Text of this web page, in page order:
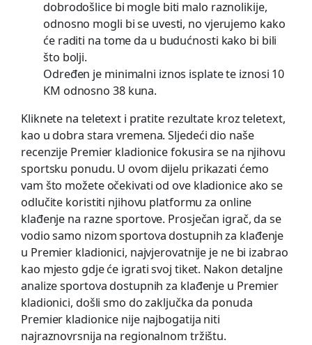
dobrodošlice bi mogle biti malo raznolikije,
odnosno mogli bi se uvesti, no vjerujemo kako
će raditi na tome da u budućnosti kako bi bili
što bolji.
Određen je minimalni iznos isplate te iznosi 10
KM odnosno 38 kuna.
Kliknete na teletext i pratite rezultate kroz teletext,
kao u dobra stara vremena. Sljedeći dio naše
recenzije Premier kladionice fokusira se na njihovu
sportsku ponudu. U ovom dijelu prikazati ćemo
vam što možete očekivati od ove kladionice ako se
odlučite koristiti njihovu platformu za online
klađenje na razne sportove. Prosječan igrač, da se
vodio samo nizom sportova dostupnih za klađenje
u Premier kladionici, najvjerovatnije je ne bi izabrao
kao mjesto gdje će igrati svoj tiket. Nakon detaljne
analize sportova dostupnih za klađenje u Premier
kladionici, došli smo do zaključka da ponuda
Premier kladionice nije najbogatija niti
najraznovrsnija na regionalnom tržištu.